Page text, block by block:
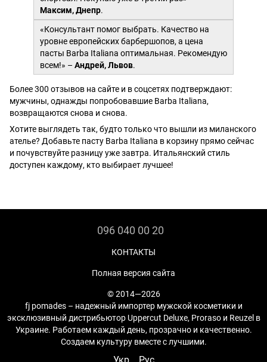
Максим, Днепр.
«Консультант помог выбрать. Качество на
уровне европейских барбершопов, а цена
пасты Barba Italiana оптимальная. Рекомендую
всем!» – Андрей, Львов.
Более 300 отзывов на сайте и в соцсетях подтверждают:
мужчины, однажды попробовавшие Barba Italiana,
возвращаются снова и снова.
Хотите выглядеть так, будто только что вышли из миланского
ателье? Добавьте пасту Barba Italiana в корзину прямо сейчас
и почувствуйте разницу уже завтра. Итальянский стиль
доступен каждому, кто выбирает лучшее!
096 040 00 20
КОНТАКТЫ
Полная версия сайта
© 2014—2026
fj pomades – надежный импортер мужской косметики и
эксклюзивный дистрибьютор Uppercut Deluxe, Proraso и Reuzel в
Украине. Работаем каждый день, прозрачно и качественно.
Создаем культуру вместе с лучшими.